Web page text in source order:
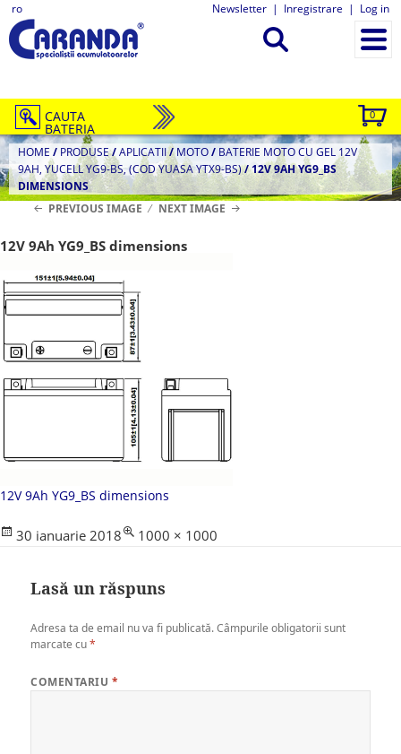
ro Newsletter | Inregistrare | Log in
0
CAUTA
BATERIA
HOME / PRODUSE/APLICATII/MOTO/ BATERIE MOTO CU GEL 12V
9AH, YUCELL YG9-BS, (COD YUASA YTX9-BS)/12V 9AH YG9_BS
DIMENSIONS
PREVIOUS IMAGE
NEXT IMAGE
12V 9Ah YG9_BS dimensions
12V 9Ah YG9_BS dimensions
Posted
30 ianuarie 2018
Full
1000 × 1000
Lasă un răspuns
Adresa ta de email nu va fi publicată. Câmpurile obligatorii sunt
marcate cu*
COMENTARIU *